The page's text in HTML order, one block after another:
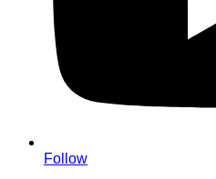
Follow